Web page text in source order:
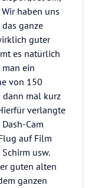
haben uns
ganze
guter
es natürlich
man ein
von 150
dann mal kurz
verlangte
Cam
auf Film
usw.
guten alten
ganzen